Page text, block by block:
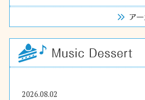
2026.08.02